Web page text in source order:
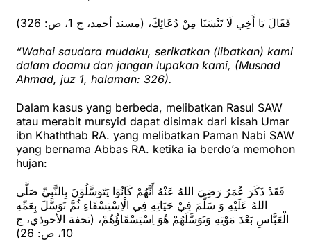
فَقَالَ يَا أَخِي لَا تَنْسَنَا مِنْ دُعَائِكَ، (مسند أحمد، ج 1، ص: 326)
“Wahai saudara mudaku, serikatkan (libatkan) kami
dalam doamu dan jangan lupakan kami, (Musnad
Ahmad, juz 1, halaman: 326).
Dalam kasus yang berbeda, melibatkan Rasul SAW
atau merabit mursyid dapat disimak dari kisah Umar
ibn Khaththab RA. yang melibatkan Paman Nabi SAW
yang bernama Abbas RA. ketika ia berdo’a memohon
hujan:
فَقَدْ ذَكَرَ عُمَرُ رَضِيَ اللهُ عَنْهُ أَنَّهُمْ كَانُوْا يَتَوَسَّلُوْنَ بِالنَّبِيِّ صَلَّى
اللهُ عَلَيْهِ وَ سَلَّمَ فِيْ حَيَاتِهِ فِي الْاِسْتِسْقَاءِ ثُمَّ تَوَسَّلَ بِعَمِّهِ
الْعَبَّاسِ بَعْدَ مَوْتِهِ وَتَوَسَّلَهُمْ هُوَ اِسْتِسْقَاؤُهُمْ، (تحفة الأحوذي، ج
10، ص: 26)